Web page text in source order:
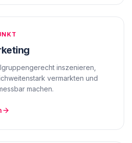
inszenieren,
vermarkten und
machen.